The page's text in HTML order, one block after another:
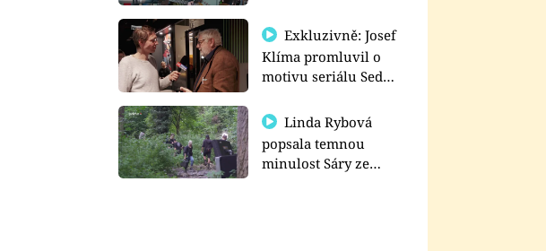
prima+
Exkluzivně: Josef
Klíma promluvil o
motivu seriálu Sedm
Linda Rybová
popsala temnou
minulost Sáry ze